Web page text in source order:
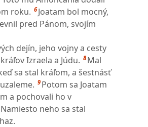
roku. 6 Joatam bol mocný,
pred Pánom, svojím
dejín, jeho vojny a cesty
Izraela a Júdu. 8 Mal
sa stal kráľom, a šestnásť
9 Potom sa Joatam
a pochovali ho v
neho sa stal